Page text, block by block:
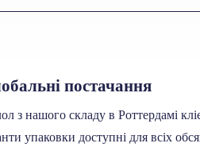
постачання
з нашого складу в Роттердамі
упаковки доступні для всіх